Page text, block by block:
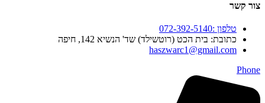
צור קשר
טלפון :072-392-5140
כתובת: בית הכט (רוטשילד) שד' הנשיא 142, חיפה
haszwarc1@gmail.com
Phone